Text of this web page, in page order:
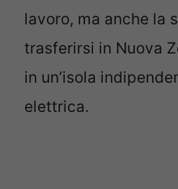
lavoro, ma anche la
trasferirsi in Nuova
in un’isola
elettrica.